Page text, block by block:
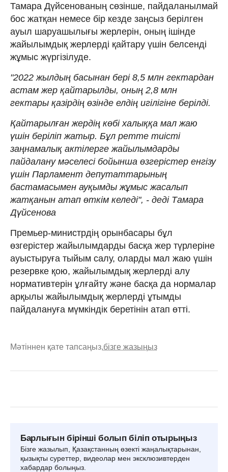
Тамара Дүйсенованың сөзінше, пайдаланылмай
бос жатқан немесе бір кезде заңсыз берілген
ауыл шаруашылығы жерлерін, оның ішінде
жайылымдық жерлерді қайтару үшін белсенді
жұмыс жүргізілуде.
"2022 жылдың басынан бері 8,5 млн гектардан
астам жер қайтарылды, оның 2,8 млн
гектары қазірдің өзінде елдің игілігіне берілді.
Қайтарылған жердің көбі халыққа мал жаю
үшін беріліп жатыр. Бұл ретте тиісті
заңнамалық актілерге жайылымдарды
пайдалану мәселесі бойынша өзгерістер енгізу
үшін Парламент депутаттарының
бастамасымен ауқымды жұмыс жасалып
жатқанын атап өткім келеді", - деді Тамара
Дүйсенова
Премьер-министрдің орынбасары бұл
өзгерістер жайылымдарды басқа жер түрлеріне
ауыстыруға тыйым салу, оларды мал жаю үшін
резервке қою, жайылымдық жерлерді алу
нормативтерін ұлғайту және басқа да нормалар
арқылы жайылымдық жерлерді ұтымды
пайдалануға мүмкіндік беретінін атап өтті.
Мәтіннен қате тапсаңыз,бізге жазыңыз
Барлығын бірінші болып біліп отырыңыз
Бізге жазылып, Қазақстанның өзекті жаңалықтарынан,
қызықты суреттер, видеолар мен эксклюзивтерден
хабардар болыңыз.